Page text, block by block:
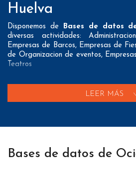
Huelva
Disponemos de Bases de datos
diversas actividades:
Empresas de Barcos, Empresas de
de Organizacion de eventos,
Teatros
contacto que pueden resultar
incluyendo dirección, localidad,
A nivel deteléfonosnuestros/as
LEER MÁS
Bases de datos de